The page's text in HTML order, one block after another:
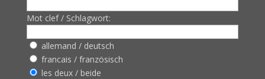
Mot clef / Schlagwort:
allemand / deutsch
francais / französisch
les deux / beide